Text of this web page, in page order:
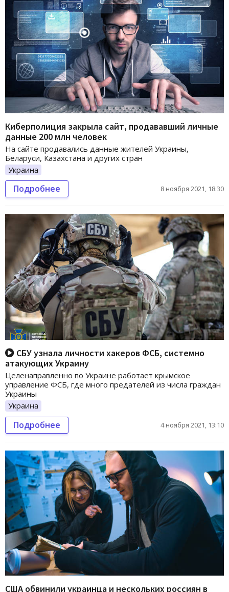
Киберполиция закрыла сайт, продававший личные
данные 200 млн человек
На сайте продавались данные жителей Украины,
Беларуси, Казахстана и других стран
Украина
Подробнее 8 ноября 2021, 18:30
СБУ узнала личности хакеров ФСБ, системно
атакующих Украину
Целенаправленно по Украине работает крымское
управление ФСБ, где много предателей из числа граждан
Украины
Украина
Подробнее 4 ноября 2021, 13:10
США обвинили украинца и нескольких россиян в